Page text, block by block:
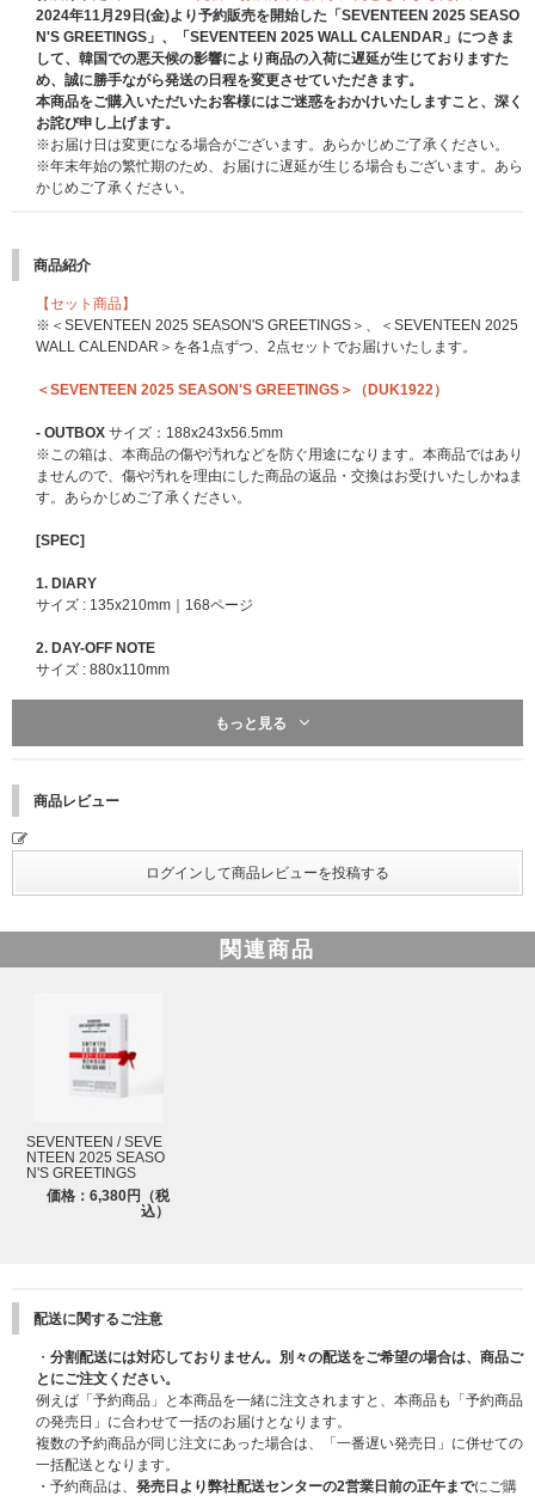
2024年11月29日(金)より予約販売を開始した「SEVENTEEN 2025 SEASO
N'S GREETINGS」、「SEVENTEEN 2025 WALL CALENDAR」につきま
して、韓国での悪天候の影響により商品の入荷に遅延が生じておりますた
め、誠に勝手ながら発送の日程を変更させていただきます。
本商品をご購入いただいたお客様にはご迷惑をおかけいたしますこと、深く
お詫び申し上げます。
※お届け日は変更になる場合がございます。あらかじめご了承ください。
※年末年始の繁忙期のため、お届けに遅延が生じる場合もございます。あら
かじめご了承ください。
商品紹介
【セット商品】
※＜SEVENTEEN 2025 SEASON'S GREETINGS＞、＜SEVENTEEN 2025
WALL CALENDAR＞を各1点ずつ、2点セットでお届けいたします。
＜SEVENTEEN 2025 SEASON'S GREETINGS＞（DUK1922）
- OUTBOX サイズ：188x243x56.5mm
※この箱は、本商品の傷や汚れなどを防ぐ用途になります。本商品ではあり
ませんので、傷や汚れを理由にした商品の返品・交換はお受けいたしかねま
す。あらかじめご了承ください。
[SPEC]
1. DIARY
サイズ : 135x210mm｜168ページ
2. DAY-OFF NOTE
サイズ : 880x110mm
サイズ : 55x85mm｜13枚 1セット
4. PHOTOBOOK
サイズ : 70x80mm｜13枚 1セット
6. HANDY CALENDAR
サイズ : 60x80mm｜13か月分
BOXサイズ : 63x84x15mm
7. DIGITAL CODE SET
DIGITAL CODE サイズ : 27x85mm｜約35分
CHARM : 42x56mm
PAPER : 55x100mm
SILVER CHAIN : 140mm
字幕：韓国語、英語、日本語、中国語
※この製品は再生プラスチックで作られています。
※製法の特性上、軽微な点や線などが入ることがありますが、不良品ではご
ざいません。
いて
封入されているデジタルコードカードを利用して、映像(VOD)をご視聴くだ
さい。
デジタルコードとは、Weverseで高画質のVODを視聴することができるサ
ービスです。カードに記入されているコードを登録・認証して、映像をご視
聴いただけます。
もっと見る
商品レビュー
関連商品
SEVENTEEN / SEVE
NTEEN 2025 SEASO
N'S GREETINGS
価格：6,380円（税
込）
配送に関するご注意
・ 分割配送には対応しておりません。別々の配送をご希望の場合は、商品ご
とにご注文ください。
例えば「予約商品」と本商品を一緒に注文されますと、本商品も「予約商品
の発売日」に合わせて一括のお届けとなります。
複数の予約商品が同じ注文にあった場合は、「一番遅い発売日」に併せての
一括配送となります。
・予約商品は、 発売日より弊社配送センターの2営業日前の正午までにご購